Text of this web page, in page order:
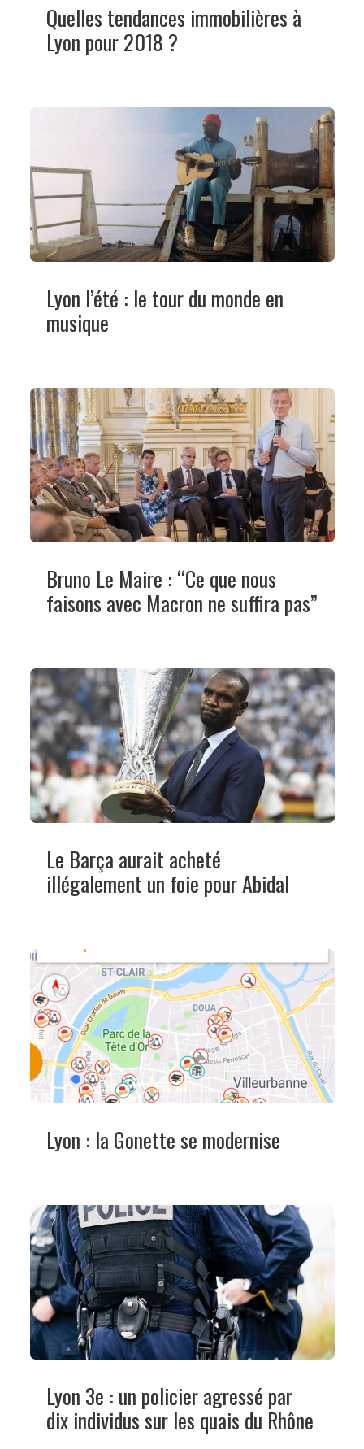
Quelles tendances immobilières à
Lyon pour 2018 ?
Lyon l’été : le tour du monde en
musique
Bruno Le Maire : “Ce que nous
faisons avec Macron ne suffira pas”
Le Barça aurait acheté
illégalement un foie pour Abidal
Lyon : la Gonette se modernise
Lyon 3e : un policier agressé par
dix individus sur les quais du Rhône